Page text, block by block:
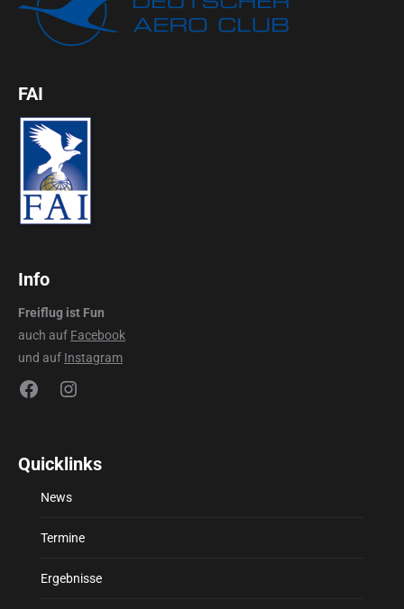
FAI
Info
Freiflug ist Fun
auch auf Facebook
und auf Instagram
FacebookInstagram
Quicklinks
News
Termine
Ergebnisse